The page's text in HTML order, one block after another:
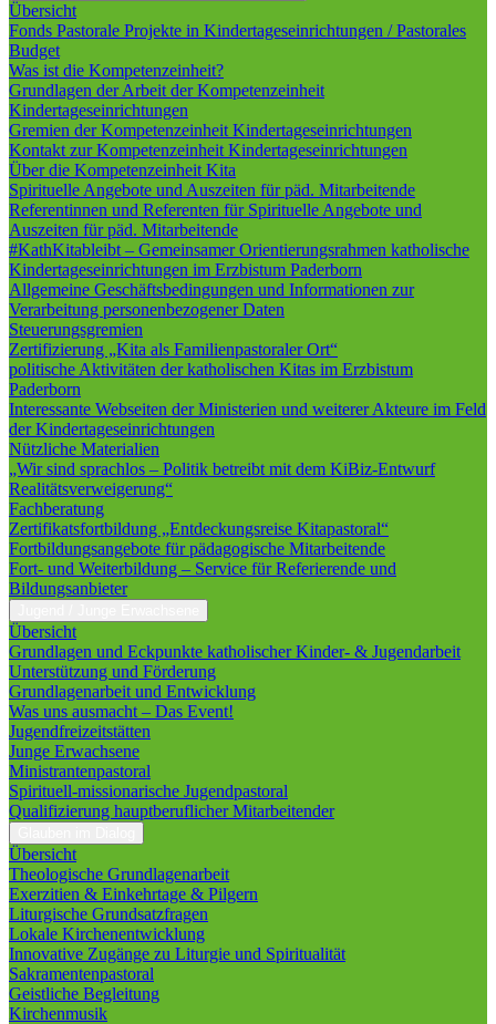
Übersicht
Fonds Pastorale Projekte in Kindertageseinrichtungen / Pastorales
Budget
Was ist die Kompetenzeinheit?
Grundlagen der Arbeit der Kompetenzeinheit
Kindertageseinrichtungen
Gremien der Kompetenzeinheit Kindertageseinrichtungen
Kontakt zur Kompetenzeinheit Kindertageseinrichtungen
Über die Kompetenzeinheit Kita
Spirituelle Angebote und Auszeiten für päd. Mitarbeitende
Referentinnen und Referenten für Spirituelle Angebote und
Auszeiten für päd. Mitarbeitende
#KathKitableibt – Gemeinsamer Orientierungsrahmen katholische
Kindertageseinrichtungen im Erzbistum Paderborn
Allgemeine Geschäftsbedingungen und Informationen zur
Verarbeitung personenbezogener Daten
Steuerungsgremien
Zertifizierung „Kita als Familienpastoraler Ort“
politische Aktivitäten der katholischen Kitas im Erzbistum
Paderborn
Interessante Webseiten der Ministerien und weiterer Akteure im Feld
der Kindertageseinrichtungen
Nützliche Materialien
„Wir sind sprachlos – Politik betreibt mit dem KiBiz-Entwurf
Realitätsverweigerung“
Fachberatung
Zertifikatsfortbildung „Entdeckungsreise Kitapastoral“
Fortbildungsangebote für pädagogische Mitarbeitende
Fort- und Weiterbildung – Service für Referierende und
Bildungsanbieter
Übersicht
Grundlagen und Eckpunkte katholischer Kinder- & Jugendarbeit
Unterstützung und Förderung
Grundlagenarbeit und Entwicklung
Was uns ausmacht – Das Event!
Jugendfreizeitstätten
Junge Erwachsene
Ministrantenpastoral
Spirituell-missionarische Jugendpastoral
Qualifizierung hauptberuflicher Mitarbeitender
Übersicht
Theologische Grundlagenarbeit
Exerzitien & Einkehrtage & Pilgern
Liturgische Grundsatzfragen
Lokale Kirchenentwicklung
Innovative Zugänge zu Liturgie und Spiritualität
Sakramentenpastoral
Geistliche Begleitung
Kirchenmusik